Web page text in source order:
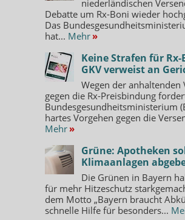
niederländischen
Debatte um Rx-Boni wieder
Das
hat... Mehr »
Keine Strafen für Rx-
GKV verweist an
Wegen der anhaltenden
gegen die Rx-Preisbindung
Bundesgesundheitsministerium
hartes Vorgehen gegen die
Mehr »
Grüne: Apotheken
Klimaanlagen
Die Grünen in Bayern
für mehr Hitzeschutz
dem Motto „Bayern braucht
schnelle Hilfe für besonders...